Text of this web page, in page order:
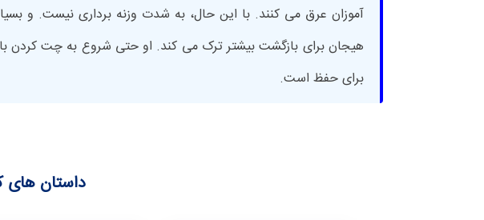
آموزان عرق می کنند. با این حال، به شدت وزنه برداری نیست. و
هیجان برای بازگشت بیشتر ترک می کند. او حتی شروع به چت کردن با
برای حفظ است.
داستان های